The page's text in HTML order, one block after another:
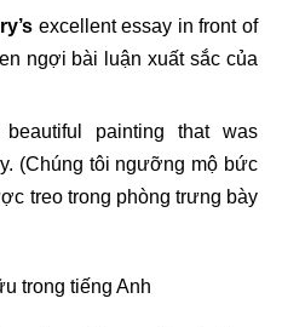
excellent essay in front of
ngợi bài luận xuất sắc của
beautiful painting that was
(Chúng tôi ngưỡng mộ bức
treo trong phòng trưng bày